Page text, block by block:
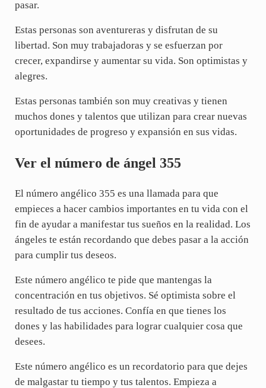
pasar.
Estas personas son aventureras y disfrutan de su
libertad. Son muy trabajadoras y se esfuerzan por
crecer, expandirse y aumentar su vida. Son optimistas y
alegres.
Estas personas también son muy creativas y tienen
muchos dones y talentos que utilizan para crear nuevas
oportunidades de progreso y expansión en sus vidas.
Ver el número de ángel 355
El número angélico 355 es una llamada para que
empieces a hacer cambios importantes en tu vida con el
fin de ayudar a manifestar tus sueños en la realidad. Los
ángeles te están recordando que debes pasar a la acción
para cumplir tus deseos.
Este número angélico te pide que mantengas la
concentración en tus objetivos. Sé optimista sobre el
resultado de tus acciones. Confía en que tienes los
dones y las habilidades para lograr cualquier cosa que
desees.
Este número angélico es un recordatorio para que dejes
de malgastar tu tiempo y tus talentos. Empieza a